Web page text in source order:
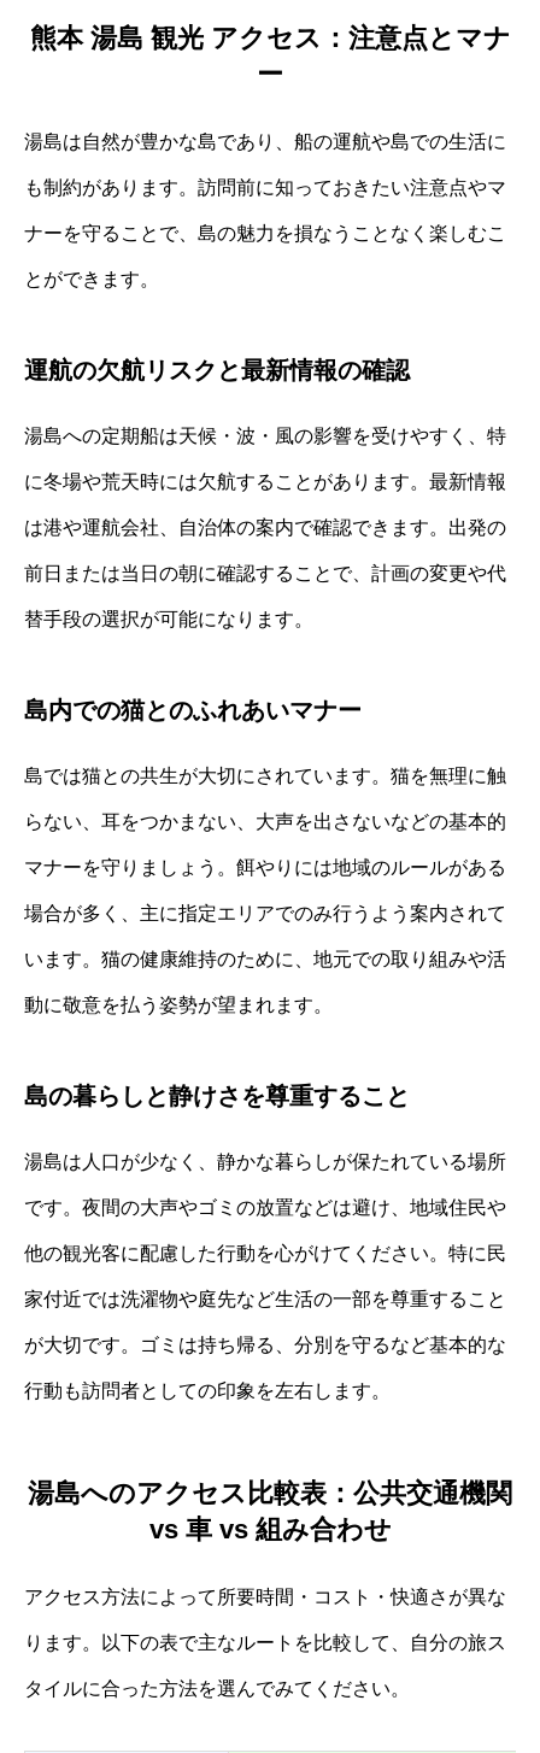
熊本 湯島 観光 アクセス：注意点とマナ
ー
湯島は自然が豊かな島であり、船の運航や島での生活に
も制約があります。訪問前に知っておきたい注意点やマ
ナーを守ることで、島の魅力を損なうことなく楽しむこ
とができます。
運航の欠航リスクと最新情報の確認
湯島への定期船は天候・波・風の影響を受けやすく、特
に冬場や荒天時には欠航することがあります。最新情報
は港や運航会社、自治体の案内で確認できます。出発の
前日または当日の朝に確認することで、計画の変更や代
替手段の選択が可能になります。
島内での猫とのふれあいマナー
島では猫との共生が大切にされています。猫を無理に触
らない、耳をつかまない、大声を出さないなどの基本的
マナーを守りましょう。餌やりには地域のルールがある
場合が多く、主に指定エリアでのみ行うよう案内されて
います。猫の健康維持のために、地元での取り組みや活
動に敬意を払う姿勢が望まれます。
島の暮らしと静けさを尊重すること
湯島は人口が少なく、静かな暮らしが保たれている場所
です。夜間の大声やゴミの放置などは避け、地域住民や
他の観光客に配慮した行動を心がけてください。特に民
家付近では洗濯物や庭先など生活の一部を尊重すること
が大切です。ゴミは持ち帰る、分別を守るなど基本的な
行動も訪問者としての印象を左右します。
湯島へのアクセス比較表：公共交通機関
vs 車 vs 組み合わせ
アクセス方法によって所要時間・コスト・快適さが異な
ります。以下の表で主なルートを比較して、自分の旅ス
タイルに合った方法を選んでみてください。